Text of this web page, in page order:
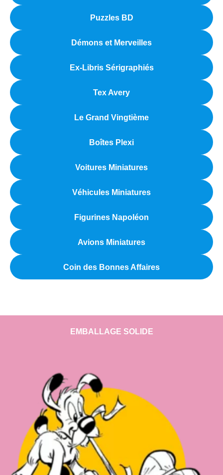
Puzzles BD
Démons et Merveilles
Ex-Libris Sérigraphiés
Tex Avery
Le Grand Vingtième
Boîtes Plexi
Voitures Miniatures
Véhicules Miniatures
Figurines Napoléon
Avions Miniatures
Coin des Bonnes Affaires
EMBALLAGE SOLIDE